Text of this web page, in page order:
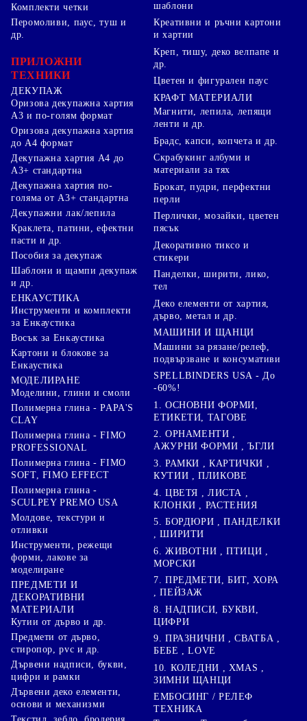
Комплекти четки
шаблони
Перомоливи, паус, туш и
др.
ПРИЛОЖНИ
ТЕХНИКИ
ДЕКУПАЖ
Оризова декупажна хартия
А3 и по-голям формат
Оризова декупажна хартия
до А4 формат
Декупажна хартия А4 до
А3+ стандартна
Декупажна хартия по-
голяма от А3+ стандартна
Декупажни лак/лепила
Краклета, патини, ефектни
пасти и др.
Пособия за декупаж
Шаблони и щампи декупаж
и др.
ЕНКАУСТИКА
Инструменти и комплекти
за Енкаустика
Восък за Енкаустика
Картони и блокове за
Енкаустика
МОДЕЛИРАНЕ
Моделини, глини и смоли
Полимерна глина - PAPA'S
CLAY
Полимерна глина - FIMO
PROFESSIONAL
Полимерна глина - FIMO
SOFT, FIMO EFFECT
Полимерна глина -
SCULPEY PREMO USA
Молдове, текстури и
отливки
Инструменти, режещи
форми, лакове за
моделиране
ПРЕДМЕТИ И
ДЕКОРАТИВНИ
МАТЕРИАЛИ
Кутии от дърво и др.
Предмети от дърво,
стиропор, pvc и др.
Дървени надписи, букви,
цифри и рамки
Дървени деко елементи,
основи и механизми
Креативни и ръчни картони
и хартии
Креп, тишу, деко велпапе и
др.
Цветен и фигурален паус
КРАФТ МАТЕРИАЛИ
Магнити, лепила, лепящи
ленти и др.
Брадс, капси, копчета и др.
Скрабукинг албуми и
материали за тях
Брокат, пудри, перфектни
перли
Перлички, мозайки, цветен
пясък
Декоративно тиксо и
стикери
Панделки, ширити, лико,
тел
Деко елементи от хартия,
дърво, метал и др.
МАШИНИ И ЩАНЦИ
Машини за рязане/релеф,
подвързване и консумативи
SPELLBINDERS USA - До
-60%!
1. ОСНОВНИ ФОРМИ,
ЕТИКЕТИ, ТАГОВЕ
2. ОРНАМЕНТИ ,
АЖУРНИ ФОРМИ , ЪГЛИ
3. РАМКИ , КАРТИЧКИ ,
КУТИИ , ПЛИКОВЕ
4. ЦВЕТЯ , ЛИСТА ,
КЛОНКИ , РАСТЕНИЯ
5. БОРДЮРИ , ПАНДЕЛКИ
, ШИРИТИ
6. ЖИВОТНИ , ПТИЦИ ,
МОРСКИ
7. ПРЕДМЕТИ, БИТ, ХОРА
, ПЕЙЗАЖ
8. НАДПИСИ, БУКВИ,
ЦИФРИ
9. ПРАЗНИЧНИ , СВАТБА ,
БЕБЕ , LOVE
10. КОЛЕДНИ , XMAS ,
ЗИМНИ ЩАНЦИ
ЕМБОСИНГ / РЕЛЕФ
ТЕХНИКА